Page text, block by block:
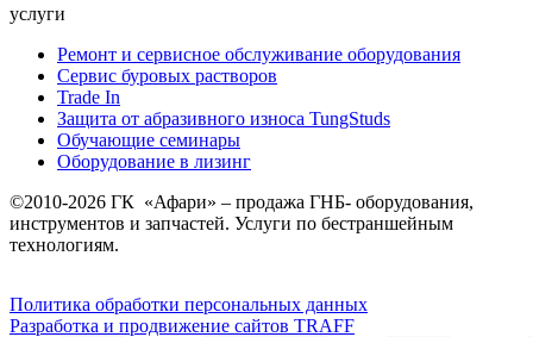
услуги
Ремонт и сервисное обслуживание оборудования
Сервис буровых растворов
Trade In
Защита от абразивного износа TungStuds
Обучающие семинары
Оборудование в лизинг
©2010-2026 ГК «Афари» – продажа ГНБ- оборудования,
инструментов и запчастей. Услуги по бестраншейным
технологиям.
Политика обработки персональных данных
Разработка и продвижение сайтов TRAFF